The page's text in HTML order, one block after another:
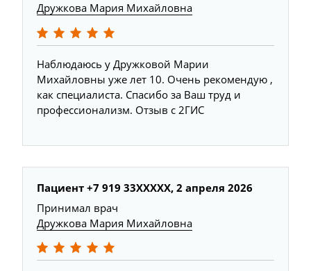
Дружкова Мария Михайловна
Наблюдаюсь у Дружковой Марии
Михайловны уже лет 10. Очень рекомендую ,
как специалиста. Спасибо за Ваш труд и
профессионализм. Отзыв с 2ГИС
Пациент +7 919 33XXXXX, 2 апреля 2026
Принимал врач
Дружкова Мария Михайловна